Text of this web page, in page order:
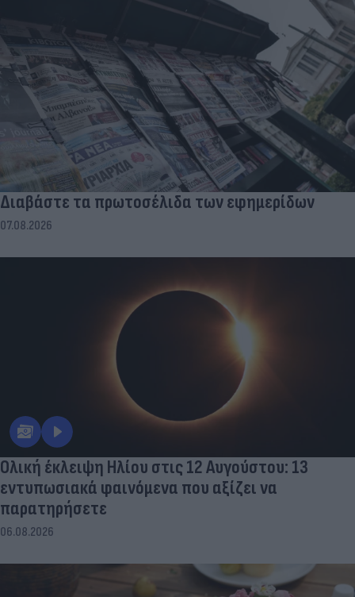
Διαβάστε τα πρωτοσέλιδα των εφημερίδων
07.08.2026
Ολική έκλειψη Ηλίου στις 12 Αυγούστου: 13
εντυπωσιακά φαινόμενα που αξίζει να
παρατηρήσετε
06.08.2026